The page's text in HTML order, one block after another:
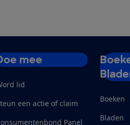
mee
lid
een actie of claim
Panel
Boeken
Bladen